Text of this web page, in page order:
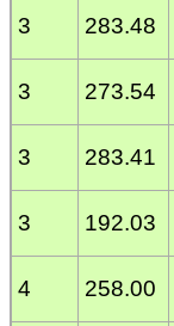
3 283.48
3 273.54
3 283.41
3 192.03
4 258.00